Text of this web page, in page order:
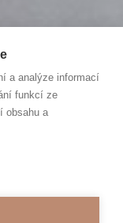
a analýze informací
funkcí ze
obsahu a